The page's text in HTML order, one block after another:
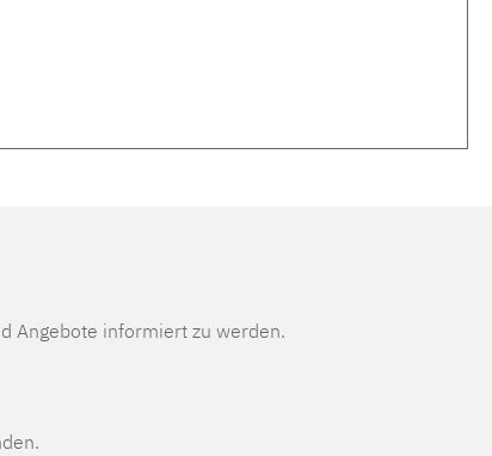
Angebote informiert zu werden.